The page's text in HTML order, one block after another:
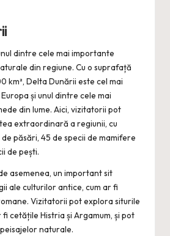
dintre cele mai importante
din regiune. Cu o suprafață
km², Delta Dunării este cel mai
și unul dintre cele mai
din lume. Aici, vizitatorii pot
extraordinară a regiunii, cu
păsări, 45 de specii de mamifere
de pești.
asemenea, un important sit
ale culturilor antice, cum ar fi
Vizitatorii pot explora siturile
cetățile Histria și Argamum, și pot
naturale.